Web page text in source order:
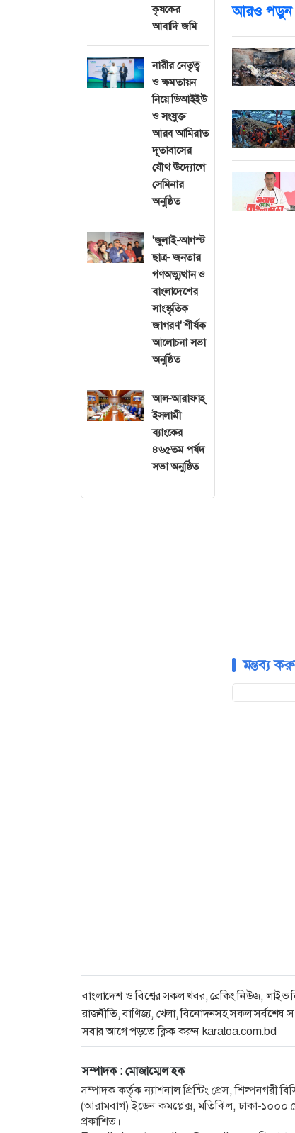
কৃষকের
আবাদি জমি
নারীর নেতৃত্ব
ও ক্ষমতায়ন
নিয়ে ডিআইইউ
ও সংযুক্ত
আরব আমিরাত
দূতাবাসের
যৌথ ঊদ্যোগে
সেমিনার
অনুষ্ঠিত
'জুলাই-আগস্ট
ছাত্র- জনতার
গণঅভ্যুত্থান ও
বাংলাদেশের
সাংস্কৃতিক
জাগরণ' শীর্ষক
আলোচনা সভা
অনুষ্ঠিত
আল-আরাফাহ্
ইসলামী
ব্যাংকের
৪৬৫তম পর্ষদ
সভা অনুষ্ঠিত
আরও পড়ুন
মন্তব্য
বাংলাদেশ ও বিশ্বের সকল খবর, ব্রেকিং নিউজ, লাইভ
রাজনীতি, বাণিজ্য, খেলা, বিনোদনসহ সকল সর্বশেষ
সবার আগে পড়তে ক্লিক করুন karatoa.com.bd।
সম্পাদক : মোজাম্মেল হক
সম্পাদক কর্তৃক ন্যাশনাল প্রিন্টিং প্রেস, শিল্পনগরী
(আরামবাগ) ইডেন কমপ্লেক্স, মতিঝিল, ঢাকা-
প্রকাশিত।